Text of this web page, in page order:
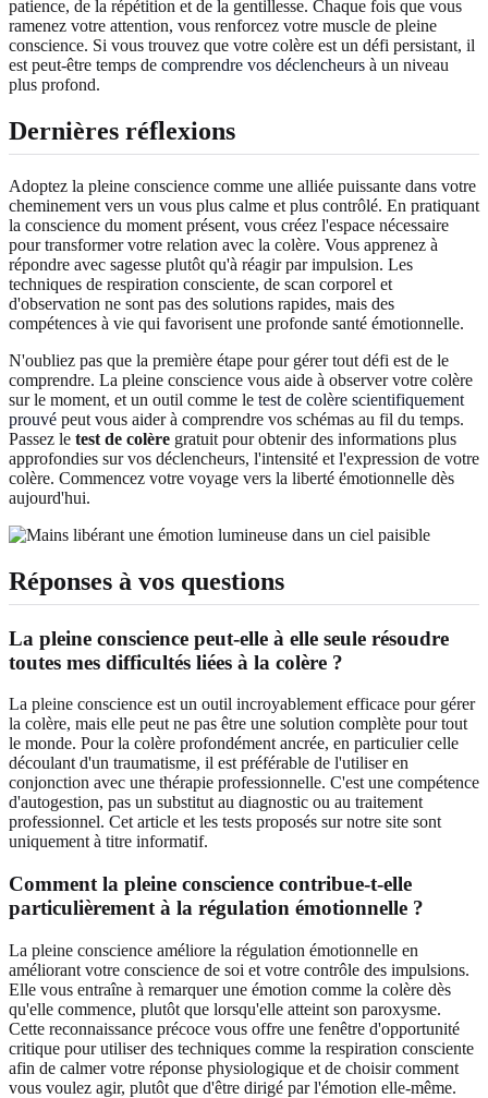
patience, de la répétition et de la gentillesse. Chaque fois que vous
ramenez votre attention, vous renforcez votre muscle de pleine
conscience. Si vous trouvez que votre colère est un défi persistant, il
est peut-être temps de comprendre vos déclencheurs à un niveau
plus profond.
Dernières réflexions
Adoptez la pleine conscience comme une alliée puissante dans votre
cheminement vers un vous plus calme et plus contrôlé. En pratiquant
la conscience du moment présent, vous créez l'espace nécessaire
pour transformer votre relation avec la colère. Vous apprenez à
répondre avec sagesse plutôt qu'à réagir par impulsion. Les
techniques de respiration consciente, de scan corporel et
d'observation ne sont pas des solutions rapides, mais des
compétences à vie qui favorisent une profonde santé émotionnelle.
N'oubliez pas que la première étape pour gérer tout défi est de le
comprendre. La pleine conscience vous aide à observer votre colère
sur le moment, et un outil comme le test de colère scientifiquement
prouvé peut vous aider à comprendre vos schémas au fil du temps.
Passez le test de colère gratuit pour obtenir des informations plus
approfondies sur vos déclencheurs, l'intensité et l'expression de votre
colère. Commencez votre voyage vers la liberté émotionnelle dès
aujourd'hui.
Réponses à vos questions
La pleine conscience peut-elle à elle seule résoudre
toutes mes difficultés liées à la colère ?
La pleine conscience est un outil incroyablement efficace pour gérer
la colère, mais elle peut ne pas être une solution complète pour tout
le monde. Pour la colère profondément ancrée, en particulier celle
découlant d'un traumatisme, il est préférable de l'utiliser en
conjonction avec une thérapie professionnelle. C'est une compétence
d'autogestion, pas un substitut au diagnostic ou au traitement
professionnel. Cet article et les tests proposés sur notre site sont
uniquement à titre informatif.
Comment la pleine conscience contribue-t-elle
particulièrement à la régulation émotionnelle ?
La pleine conscience améliore la régulation émotionnelle en
améliorant votre conscience de soi et votre contrôle des impulsions.
Elle vous entraîne à remarquer une émotion comme la colère dès
qu'elle commence, plutôt que lorsqu'elle atteint son paroxysme.
Cette reconnaissance précoce vous offre une fenêtre d'opportunité
critique pour utiliser des techniques comme la respiration consciente
afin de calmer votre réponse physiologique et de choisir comment
vous voulez agir, plutôt que d'être dirigé par l'émotion elle-même.